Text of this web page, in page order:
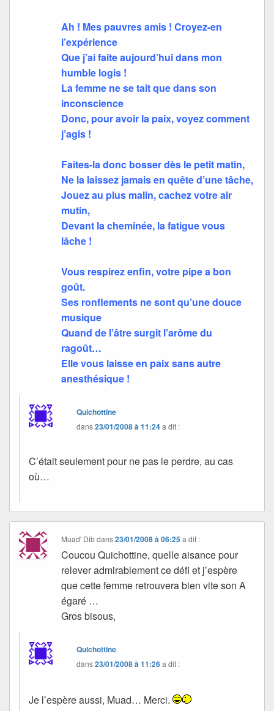
Ah ! Mes pauvres amis ! Croyez-en
l’expérience
Que j’ai faite aujourd’hui dans mon
humble logis !
La femme ne se tait que dans son
inconscience
Donc, pour avoir la paix, voyez comment
j’agis !
Faites-la donc bosser dès le petit matin,
Ne la laissez jamais en quête d’une tâche,
Jouez au plus malin, cachez votre air
mutin,
Devant la cheminée, la fatigue vous
lâche !
Vous respirez enfin, votre pipe a bon
goût.
Ses ronflements ne sont qu’une douce
musique
Quand de l’âtre surgit l’arôme du
ragoût…
Elle vous laisse en paix sans autre
anesthésique !
Quichottine
dans23/01/2008 à 11:24a dit :
C’était seulement pour ne pas le perdre, au cas
où…
Muad' Dibdans23/01/2008 à 06:25 a dit :
Coucou Quichottine, quelle aisance pour
relever admirablement ce défi et j’espère
que cette femme retrouvera bien vite son A
égaré …
Gros bisous,
Quichottine
dans23/01/2008 à 11:26a dit :
Je l’espère aussi, Muad… Merci.